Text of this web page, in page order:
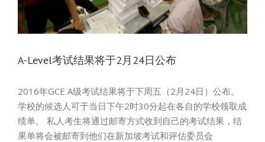
A-Level考试结果将于2月24日公布
2016年GCE A级考试结果将于下周五（2月24日）公布。
学校的候选人可于当日下午2时30分起在各自的学校领取成
绩单。 私人考生将通过邮寄方式收到自己的考试结果，结
果单将会被邮寄到他们在新加坡考试和评估委员会